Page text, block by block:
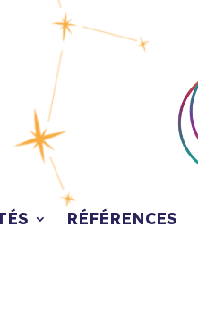
RÉFÉRENCES